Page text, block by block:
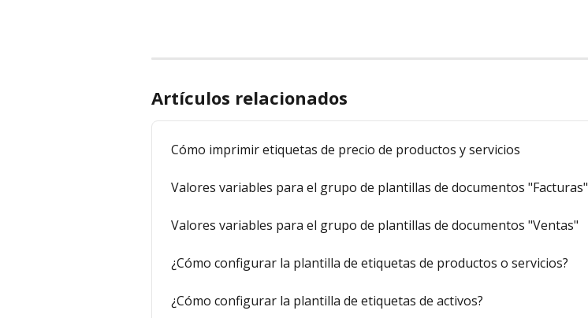
Artículos relacionados
Cómo imprimir etiquetas de precio de productos y servicios
Valores variables para el grupo de plantillas de documentos "Facturas"
Valores variables para el grupo de plantillas de documentos "Ventas"
¿Cómo configurar la plantilla de etiquetas de productos o servicios?
¿Cómo configurar la plantilla de etiquetas de activos?